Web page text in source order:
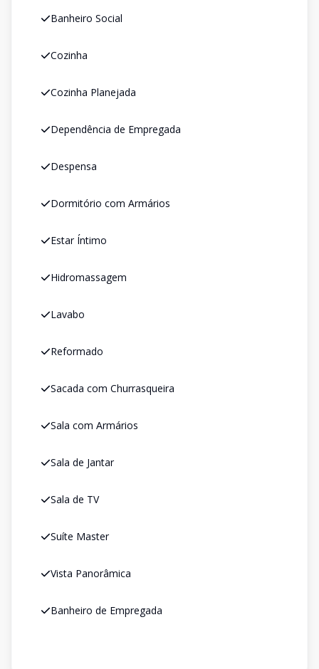
Banheiro Social
Cozinha
Cozinha Planejada
Dependência de Empregada
Despensa
Dormitório com Armários
Estar Íntimo
Hidromassagem
Lavabo
Reformado
Sacada com Churrasqueira
Sala com Armários
Sala de Jantar
Sala de TV
Suíte Master
Vista Panorâmica
Banheiro de Empregada